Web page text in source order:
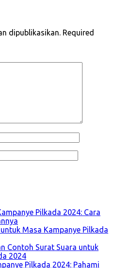
dipublikasikan. Required
Pilkada 2024: Cara
Masa Kampanye Pilkada
Contoh Surat Suara untuk
2024
Pilkada 2024: Pahami